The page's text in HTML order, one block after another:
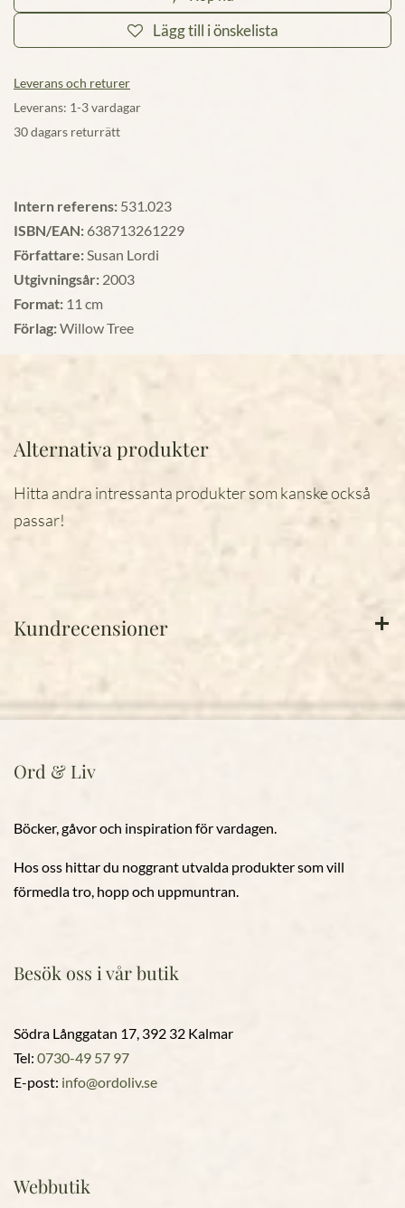
Lägg till i önskelista
Leverans och returer
Leverans: 1-3 vardagar
30 dagars returrätt
Intern referens: 531.023
ISBN/EAN: 638713261229
Författare:Susan Lordi
Utgivningsår: 2003
Format: 11 cm
Förlag:Willow Tree
Alternativa produkter
Hitta andra intressanta produkter som kanske också
passar!
Kundrecensioner
Ord & Liv
Böcker, gåvor och inspiration för vardagen.
Hos oss hittar du noggrant utvalda produkter som vill
förmedla tro, hopp och uppmuntran.
Besök oss i vår butik
Södra Långgatan 17, 392 32 Kalmar
Tel: 0730-49 57 97
E-post: info@ordoliv.se
Webbutik